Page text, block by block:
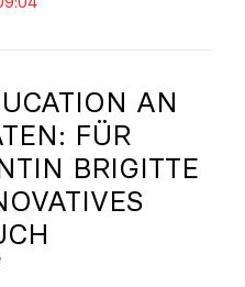
AN
FÜR
BRIGITTE